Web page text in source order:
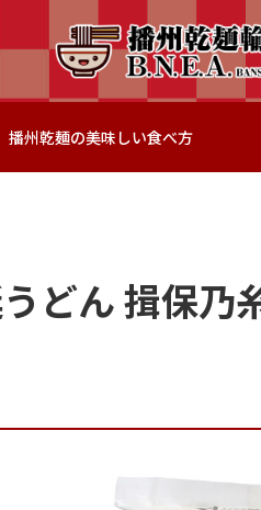
播州乾麺の美味しい食べ方
どん 揖保乃